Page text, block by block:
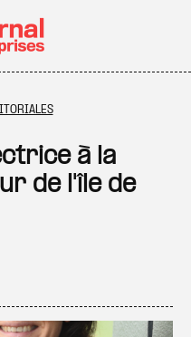
à la
de l'île de